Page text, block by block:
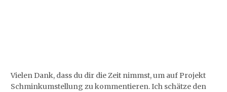
Vielen Dank, dass du dir die Zeit nimmst, um auf Projekt
Schminkumstellung zu kommentieren. Ich schätze den